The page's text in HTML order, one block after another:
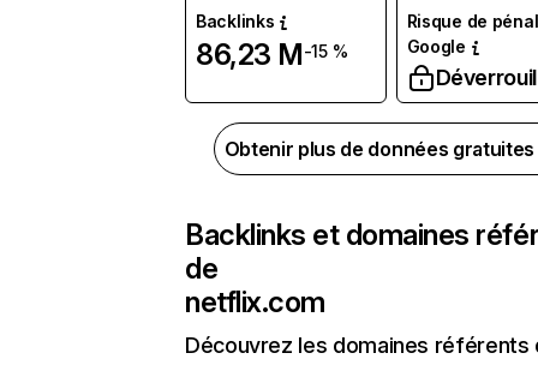
Backlinks
86,23 M-15 %
Risque de
Google
Obtenir plus de données
Backlinks et domaines
de
netflix.com
Découvrez les domaines référents